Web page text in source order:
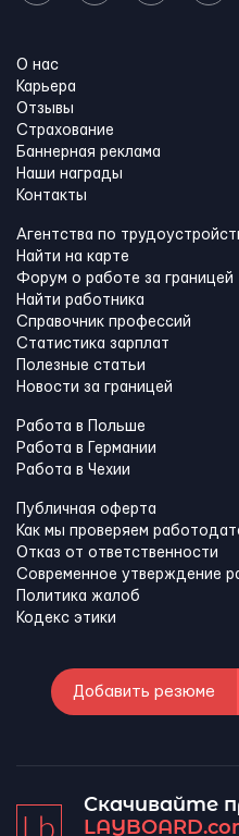
О нас
Карьера
Отзывы
Страхование
Баннерная реклама
Наши награды
Контакты
Агентства по
Найти на карте
Форум о работе за границей
Найти работника
Справочник профессий
Статистика зарплат
Полезные статьи
Новости за границей
Работа в Польше
Работа в Германии
Работа в Чехии
Публичная оферта
Как мы проверяем
Отказ от ответственности
Современное утверждение
Политика жалоб
Кодекс этики
Добавить резюме
Скачивайте